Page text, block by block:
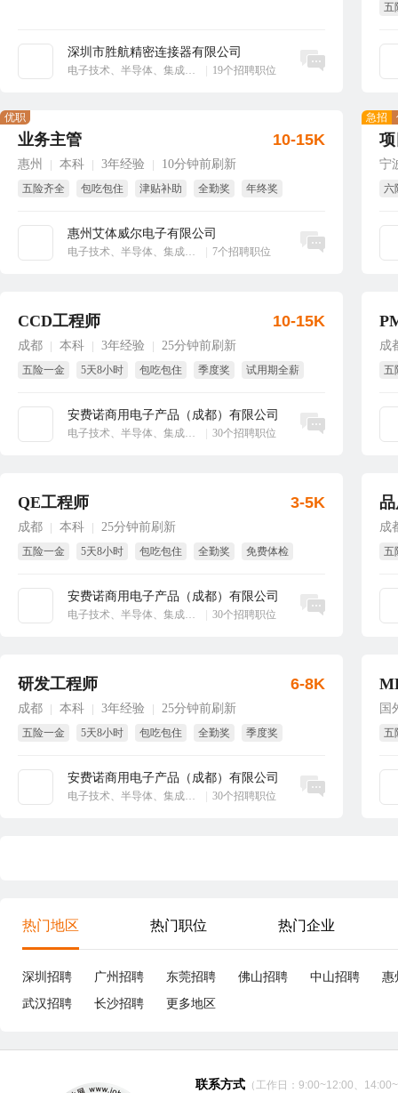
深圳市胜航精密连接器有限公司
电子技术、半导体、集成电路 19个招聘职位
立即沟通
五
业务主管
惠州 本科 3年经验 10分钟前刷新
五险齐全 包吃包住 津贴补助 全勤奖
年终奖
惠州艾体威尔电子有限公司
电子技术、半导体、集成电路 7个招聘职位
优职
10-15K
立即沟通
宁
六
急招
CCD工程师
成都 本科 3年经验 25分钟前刷新
五险一金 5天8小时 包吃包住 季度奖
试用期全薪
安费诺商用电子产品（成都）有限公司
电子技术、半导体、集成电路 30个招聘职位
10-15K
立即沟通
成
五
QE工程师
成都 本科 25分钟前刷新
五险一金 5天8小时 包吃包住 全勤奖
免费体检
安费诺商用电子产品（成都）有限公司
电子技术、半导体、集成电路 30个招聘职位
3-5K
立即沟通
成
五
研发工程师
成都 本科 3年经验 25分钟前刷新
五险一金 5天8小时 包吃包住 全勤奖
季度奖
安费诺商用电子产品（成都）有限公司
电子技术、半导体、集成电路 30个招聘职位
6-8K
立即沟通
国
五
热门地区 热门职位 热门企业
深圳招聘 广州招聘 东莞招聘 佛山招聘 中山招聘
惠
武汉招聘
长沙招聘 更多地区
联系方式 （工作日：9:00~12:00、